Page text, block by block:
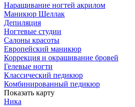
Наращивание ногтей акрилом
Маникюр Шеллак
Депиляция
Ногтевые студии
Салоны красоты
Европейский маникюр
Коррекция и окрашивание бровей
Гелевые ногти
Классический педикюр
Комбинированный педикюр
Показать карту
Ника